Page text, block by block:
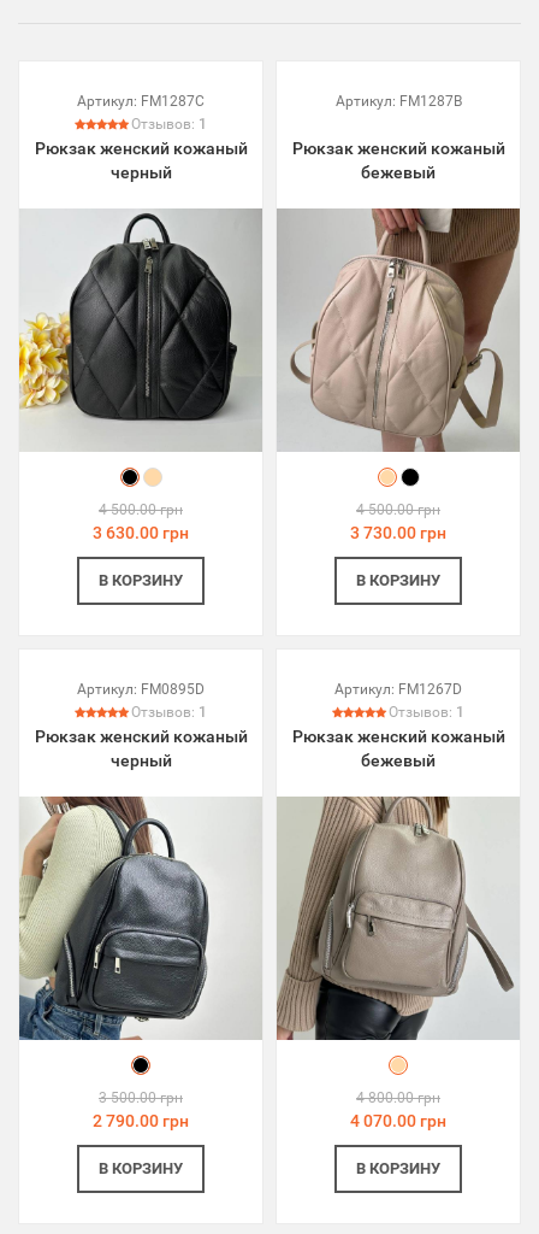
Артикул: FM1287C
Отзывов: 1
Рюкзак женский кожаный
черный
4 500.00 грн
3 630.00 грн
В КОРЗИНУ
Артикул: FM1287B
Рюкзак женский кожаный
бежевый
4 500.00 грн
3 730.00 грн
В КОРЗИНУ
Артикул: FM0895D
Отзывов: 1
Рюкзак женский кожаный
черный
3 500.00 грн
2 790.00 грн
В КОРЗИНУ
Артикул: FM1267D
Отзывов: 1
Рюкзак женский кожаный
бежевый
4 800.00 грн
4 070.00 грн
В КОРЗИНУ